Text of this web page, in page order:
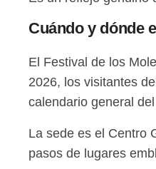
Cuándo y dónde
El Festival de los
2026, los visitantes
calendario general
La sede es el Centro
pasos de lugares